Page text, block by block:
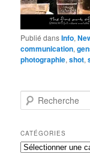
Publié dansInfo,
communication,
photographie,shot,
e
h
e
CATÉGORIES
Catégories